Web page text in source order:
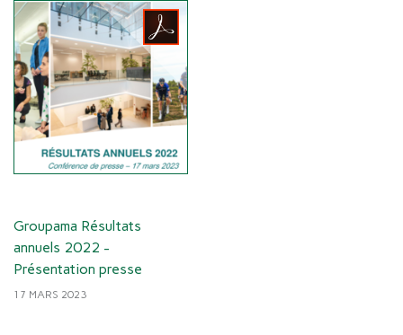
Groupama Résultats
annuels 2022 -
Présentation presse
17 MARS 2023